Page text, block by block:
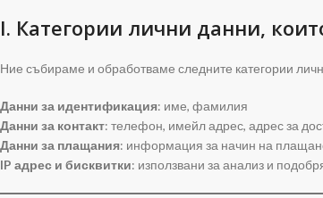
I. Категории лични данни,
Ние събираме и обработваме следните категории
Данни за идентификация: име, фамилия
Данни за контакт: телефон, имейл адрес, адрес за
Данни за плащания: информация за начин на
IP адрес и бисквитки: използвани за анализ и